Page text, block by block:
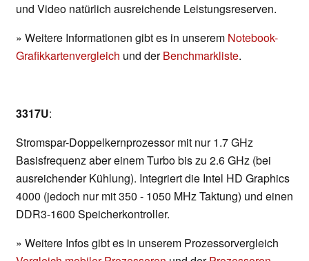
und Video natürlich ausreichende Leistungsreserven.
» Weitere Informationen gibt es in unserem Notebook-
Grafikkartenvergleich und derBenchmarkliste.
3317U:
Stromspar-Doppelkernprozessor mit nur 1.7 GHz
Basisfrequenz aber einem Turbo bis zu 2.6 GHz (bei
ausreichender Kühlung). Integriert die Intel HD Graphics
4000 (jedoch nur mit 350 - 1050 MHz Taktung) und einen
DDR3-1600 Speicherkontroller.
» Weitere Infos gibt es in unserem Prozessorvergleich